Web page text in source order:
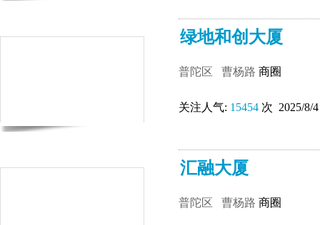
绿地和创大厦
普陀区 曹杨路 商圈
关注人气: 15454 次 2025/8/4
汇融大厦
普陀区 曹杨路 商圈